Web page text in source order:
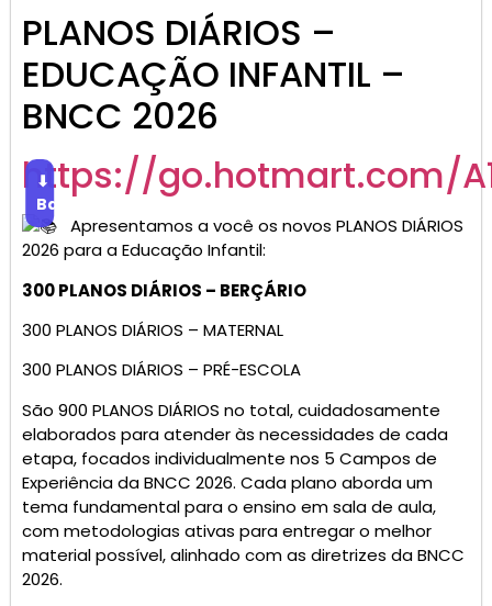
PLANOS DIÁRIOS –
EDUCAÇÃO INFANTIL –
BNCC 2026
https://go.hotmart.com/
⬇
Baixar
Apresentamos a você os novos PLANOS DIÁRIOS
2026 para a Educação Infantil:
300 PLANOS DIÁRIOS – BERÇÁRIO
300 PLANOS DIÁRIOS – MATERNAL
300 PLANOS DIÁRIOS – PRÉ-ESCOLA
São 900 PLANOS DIÁRIOS no total, cuidadosamente
elaborados para atender às necessidades de cada
etapa, focados individualmente nos 5 Campos de
Experiência da BNCC 2026. Cada plano aborda um
tema fundamental para o ensino em sala de aula,
com metodologias ativas para entregar o melhor
material possível, alinhado com as diretrizes da BNCC
2026.